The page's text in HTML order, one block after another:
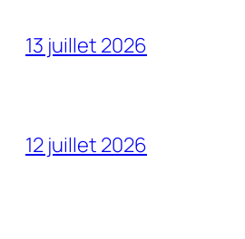
13 juillet 2026
12 juillet 2026